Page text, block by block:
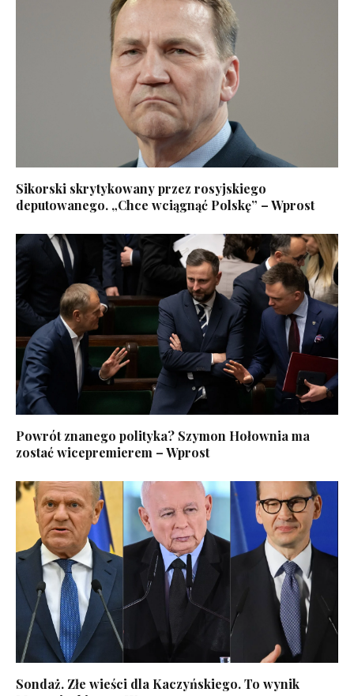
Sikorski skrytykowany przez rosyjskiego
deputowanego. „Chce wciągnąć Polskę” – Wprost
Powrót znanego polityka? Szymon Hołownia ma
zostać wicepremierem – Wprost
Sondaż. Złe wieści dla Kaczyńskiego. To wynik